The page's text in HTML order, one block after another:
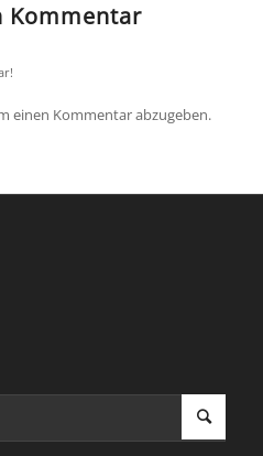
Kommentar
einen Kommentar abzugeben.